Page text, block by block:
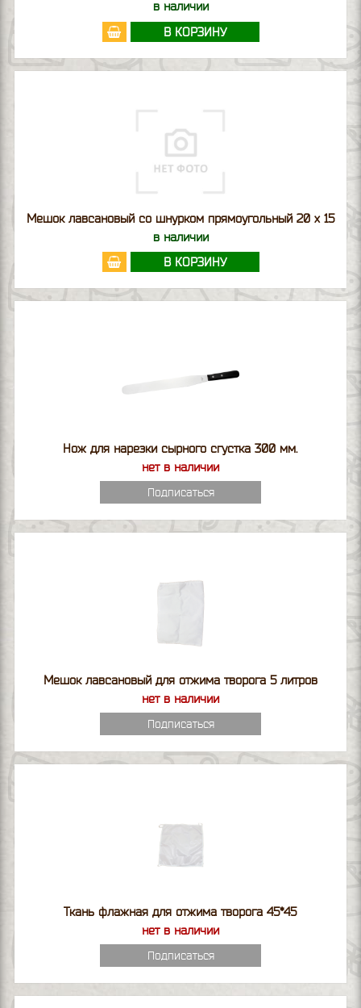
в наличии
В КОРЗИНУ
Мешок лавсановый со шнурком прямоугольный 20 х 15
в наличии
В КОРЗИНУ
Нож для нарезки сырного сгустка 300 мм.
нет в наличии
Подписаться
Мешок лавсановый для отжима творога 5 литров
нет в наличии
Подписаться
Ткань флажная для отжима творога 45*45
нет в наличии
Подписаться